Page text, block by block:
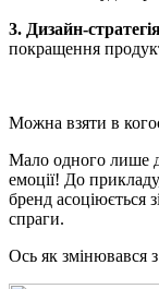
3. Дизайн-
покращення
Можна взяти в
Мало одного лише
емоції! До
бренд асоціюється
спраги.
Ось як змінювався